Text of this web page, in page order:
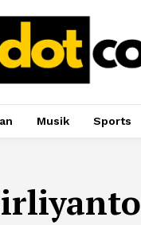
Musik Sports